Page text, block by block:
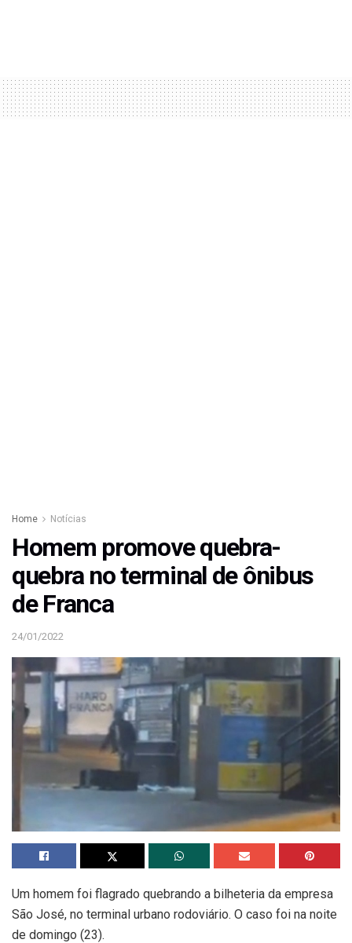
Home Notícias
Homem promove quebra-
quebra no terminal de ônibus
de Franca
24/01/2022
Um homem foi flagrado quebrando a bilheteria da empresa
São José, no terminal urbano rodoviário. O caso foi na noite
de domingo (23).